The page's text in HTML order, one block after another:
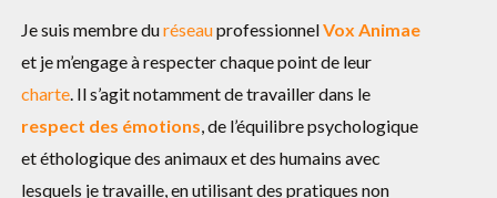
Je suis membre duréseauprofessionnelVox Animae
et je m’engage à respecter chaque point de leur
charte. Il s’agit notamment de travailler dans le
respect des émotions, de l’équilibre psychologique
et éthologique des animaux et des humains avec
lesquels je travaille, en utilisant des pratiques non